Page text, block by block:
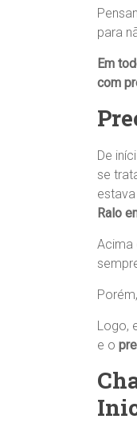
para
Em
com
De
se
Ralo
Acima
Logo,
e o